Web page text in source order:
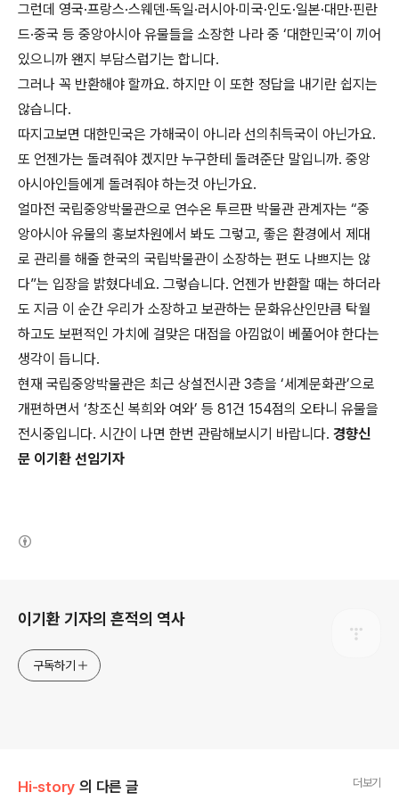
그런데 영국·프랑스·스웨덴·독일·러시아·미국·인도·일본·대만·핀란
드·중국 등 중앙아시아 유물들을 소장한 나라 중 ‘대한민국’이 끼어
있으니까 왠지 부담스럽기는 합니다.
그러나 꼭 반환해야 할까요. 하지만 이 또한 정답을 내기란 쉽지는
않습니다.
따지고보면 대한민국은 가해국이 아니라 선의취득국이 아닌가요.
또 언젠가는 돌려줘야 겠지만 누구한테 돌려준단 말입니까. 중앙
아시아인들에게 돌려줘야 하는것 아닌가요.
얼마전 국립중앙박물관으로 연수온 투르판 박물관 관계자는 “중
앙아시아 유물의 홍보차원에서 봐도 그렇고, 좋은 환경에서 제대
로 관리를 해줄 한국의 국립박물관이 소장하는 편도 나쁘지는 않
다”는 입장을 밝혔다네요. 그렇습니다. 언젠가 반환할 때는 하더라
도 지금 이 순간 우리가 소장하고 보관하는 문화유산인만큼 탁월
하고도 보편적인 가치에 걸맞은 대접을 아낌없이 베풀어야 한다는
생각이 듭니다.
현재 국립중앙박물관은 최근 상설전시관 3층을 ‘세계문화관’으로
개편하면서 ‘창조신 복희와 여와’ 등 81건 154점의 오타니 유물을
전시중입니다. 시간이 나면 한번 관람해보시기 바랍니다. 경향신
문 이기환 선임기자
이기환 기자의 흔적의 역사
구독하기
Hi-story 의 다른 글 더보기